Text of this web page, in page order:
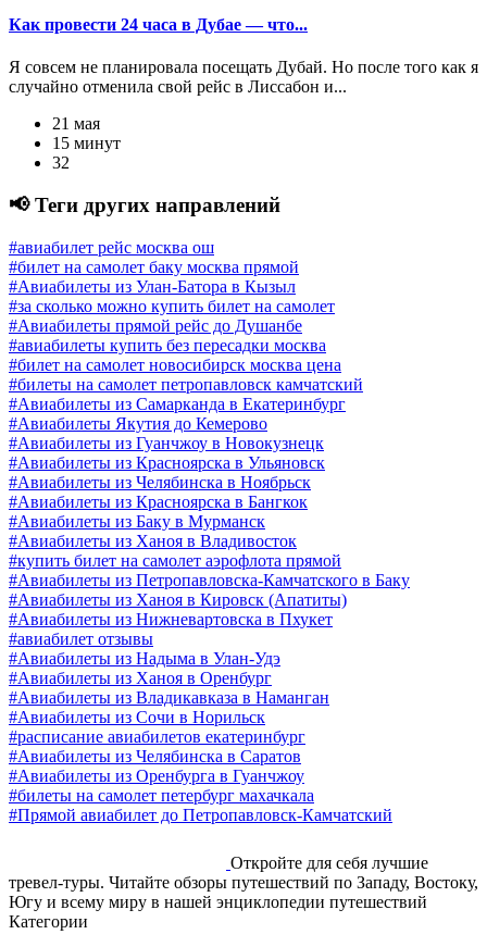
Как провести 24 часа в Дубае — что...
Я совсем не планировала посещать Дубай. Но после того как я
случайно отменила свой рейс в Лиссабон и...
21 мая
15 минут
32
📢 Теги других направлений
#авиабилет рейс москва ош
#билет на самолет баку москва прямой
#Авиабилеты из Улан-Батора в Кызыл
#за сколько можно купить билет на самолет
#Авиабилеты прямой рейс до Душанбе
#авиабилеты купить без пересадки москва
#билет на самолет новосибирск москва цена
#билеты на самолет петропавловск камчатский
#Авиабилеты из Самарканда в Екатеринбург
#Авиабилеты Якутия до Кемерово
#Авиабилеты из Гуанчжоу в Новокузнецк
#Авиабилеты из Красноярска в Ульяновск
#Авиабилеты из Челябинска в Ноябрьск
#Авиабилеты из Красноярска в Бангкок
#Авиабилеты из Баку в Мурманск
#Авиабилеты из Ханоя в Владивосток
#купить билет на самолет аэрофлота прямой
#Авиабилеты из Петропавловска-Камчатского в Баку
#Авиабилеты из Ханоя в Кировск (Апатиты)
#Авиабилеты из Нижневартовска в Пхукет
#авиабилет отзывы
#Авиабилеты из Надыма в Улан-Удэ
#Авиабилеты из Ханоя в Оренбург
#Авиабилеты из Владикавказа в Наманган
#Авиабилеты из Сочи в Норильск
#расписание авиабилетов екатеринбург
#Авиабилеты из Челябинска в Саратов
#Авиабилеты из Оренбурга в Гуанчжоу
#билеты на самолет петербург махачкала
#Прямой авиабилет до Петропавловск-Камчатский
Откройте для себя лучшие
тревел-туры. Читайте обзоры путешествий по Западу, Востоку,
Югу и всему миру в нашей энциклопедии путешествий
Категории